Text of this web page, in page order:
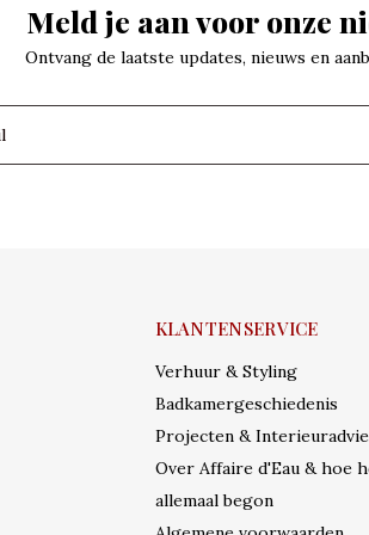
Meld je aan voor onze
Ontvang de laatste updates, nieuws en
KLANTENSERVICE
Verhuur & Styling
Badkamergeschiedenis
Projecten &
Over Affaire d'Eau & hoe
allemaal begon